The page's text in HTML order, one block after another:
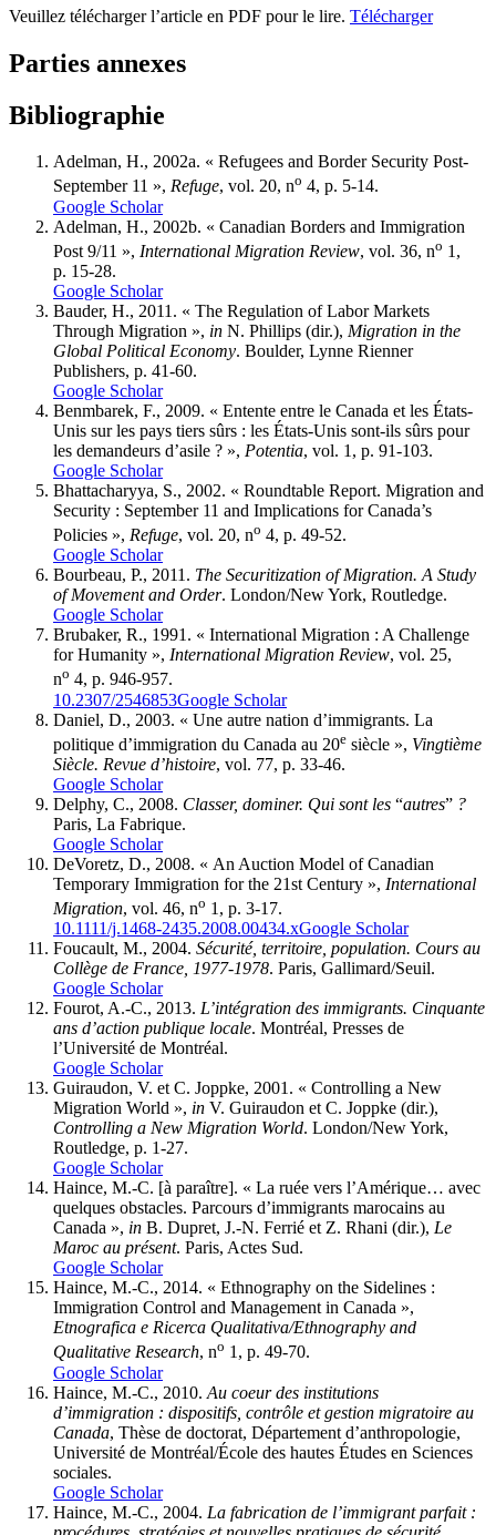
Veuillez télécharger l’article en PDF pour le lire. Télécharger
Parties annexes
Bibliographie
Adelman, H., 2002a. « Refugees and Border Security Post-
September 11 », Refuge, vol. 20, no 4, p. 5-14.
Google Scholar
Adelman, H., 2002b. « Canadian Borders and Immigration
Post 9/11 », International Migration Review, vol. 36, no 1,
p. 15-28.
Google Scholar
Bauder, H., 2011. « The Regulation of Labor Markets
Through Migration », in N. Phillips (dir.), Migration in the
Global Political Economy. Boulder, Lynne Rienner
Publishers, p. 41-60.
Google Scholar
Benmbarek, F., 2009. « Entente entre le Canada et les États-
Unis sur les pays tiers sûrs : les États-Unis sont-ils sûrs pour
les demandeurs d’asile ? », Potentia, vol. 1, p. 91-103.
Google Scholar
Bhattacharyya, S., 2002. « Roundtable Report. Migration and
Security : September 11 and Implications for Canada’s
Policies », Refuge, vol. 20, no 4, p. 49-52.
Google Scholar
Bourbeau, P., 2011. The Securitization of Migration. A Study
of Movement and Order. London/New York, Routledge.
Google Scholar
Brubaker, R., 1991. « International Migration : A Challenge
for Humanity », International Migration Review, vol. 25,
no 4, p. 946-957.
10.2307/2546853Google Scholar
Daniel, D., 2003. « Une autre nation d’immigrants. La
politique d’immigration du Canada au 20e siècle », Vingtième
Siècle. Revue d’histoire, vol. 77, p. 33-46.
Google Scholar
Delphy, C., 2008. Classer, dominer. Qui sont les “autres” ?
Paris, La Fabrique.
Google Scholar
DeVoretz, D., 2008. « An Auction Model of Canadian
Temporary Immigration for the 21st Century », International
Migration, vol. 46, no 1, p. 3-17.
10.1111/j.1468-2435.2008.00434.xGoogle Scholar
Foucault, M., 2004. Sécurité, territoire, population. Cours au
Collège de France, 1977-1978. Paris, Gallimard/Seuil.
Google Scholar
Fourot, A.-C., 2013. L’intégration des immigrants. Cinquante
ans d’action publique locale. Montréal, Presses de
l’Université de Montréal.
Google Scholar
Guiraudon, V. et C. Joppke, 2001. « Controlling a New
Migration World », in V. Guiraudon et C. Joppke (dir.),
Controlling a New Migration World. London/New York,
Routledge, p. 1-27.
Google Scholar
Haince, M.-C. [à paraître]. « La ruée vers l’Amérique… avec
quelques obstacles. Parcours d’immigrants marocains au
Canada », in B. Dupret, J.-N. Ferrié et Z. Rhani (dir.), Le
Maroc au présent. Paris, Actes Sud.
Google Scholar
Haince, M.-C., 2014. « Ethnography on the Sidelines :
Immigration Control and Management in Canada »,
Etnografica e Ricerca Qualitativa/Ethnography and
Qualitative Research, no 1, p. 49-70.
Google Scholar
Haince, M.-C., 2010. Au coeur des institutions
d’immigration : dispositifs, contrôle et gestion migratoire au
Canada, Thèse de doctorat, Département d’anthropologie,
Université de Montréal/École des hautes Études en Sciences
sociales.
Google Scholar
Haince, M.-C., 2004. La fabrication de l’immigrant parfait :